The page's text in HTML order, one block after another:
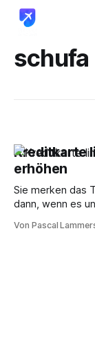
Kreditkarte
erhöhen
Sie merken das
dann, wenn es
Autorisierung,
Von Pascal